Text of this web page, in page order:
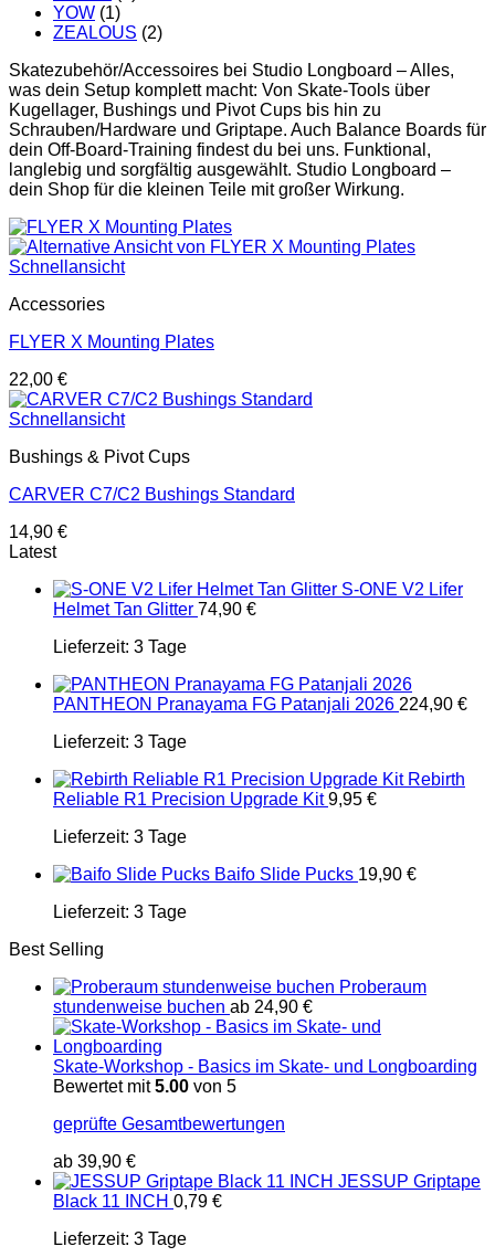
YOW (1)
ZEALOUS (2)
Skatezubehör/Accessoires bei Studio Longboard – Alles,
was dein Setup komplett macht: Von Skate-Tools über
Kugellager, Bushings und Pivot Cups bis hin zu
Schrauben/Hardware und Griptape. Auch Balance Boards für
dein Off-Board-Training findest du bei uns. Funktional,
langlebig und sorgfältig ausgewählt. Studio Longboard –
dein Shop für die kleinen Teile mit großer Wirkung.
Schnellansicht
Accessories
FLYER X Mounting Plates
22,00 €
Schnellansicht
Bushings & Pivot Cups
CARVER C7/C2 Bushings Standard
14,90 €
Latest
S-ONE V2 Lifer
Helmet Tan Glitter 74,90 €
Lieferzeit: 3 Tage
PANTHEON Pranayama FG Patanjali 2026 224,90 €
Lieferzeit: 3 Tage
Rebirth
Reliable R1 Precision Upgrade Kit 9,95 €
Lieferzeit: 3 Tage
Baifo Slide Pucks 19,90 €
Lieferzeit: 3 Tage
Best Selling
Proberaum
stundenweise buchen ab 24,90 €
Skate-Workshop - Basics im Skate- und Longboarding
Bewertet mit5.00 von 5
geprüfte Gesamtbewertungen
ab 39,90 €
JESSUP Griptape
Black 11 INCH 0,79 €
Lieferzeit: 3 Tage